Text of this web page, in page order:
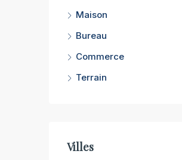
Maison
Bureau
Commerce
Terrain
Villes